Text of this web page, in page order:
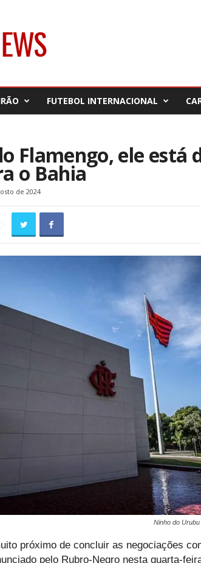
FUTEBOL INTERNACIONAL
Flamengo, ele está
o Bahia
de 2024
Ninho do
próximo de concluir as negociações
pelo Rubro-Negro nesta quarta-